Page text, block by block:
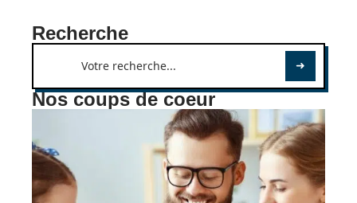
Recherche
Nos coups de coeur